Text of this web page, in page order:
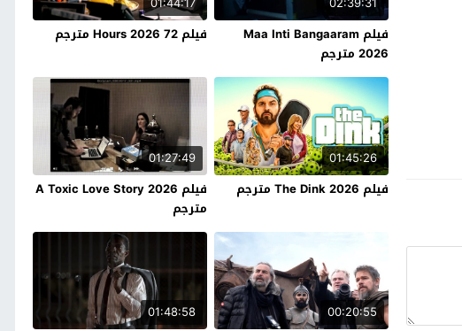
فيلم Maa Inti Bangaaram
2026 مترجم
فيلم 72 Hours 2026 مترجم
01:45:26
فيلم The Dink 2026 مترجم
01:27:49
فيلم A Toxic Love Story 2026
مترجم
00:20:55
01:48:58